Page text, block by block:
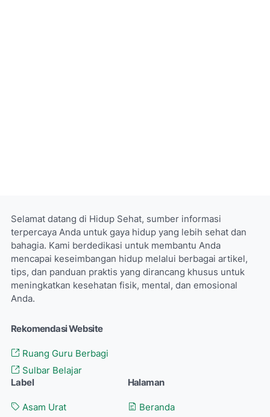
Selamat datang di Hidup Sehat, sumber informasi
terpercaya Anda untuk gaya hidup yang lebih sehat dan
bahagia. Kami berdedikasi untuk membantu Anda
mencapai keseimbangan hidup melalui berbagai artikel,
tips, dan panduan praktis yang dirancang khusus untuk
meningkatkan kesehatan fisik, mental, dan emosional
Anda.
Rekomendasi Website
Ruang Guru Berbagi
Sulbar Belajar
Label
Asam Urat
Halaman
Beranda